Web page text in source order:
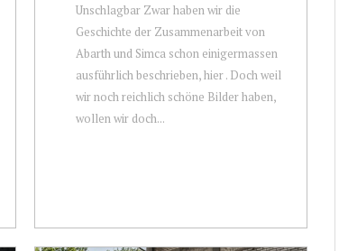
Unschlagbar Zwar haben wir die
Geschichte der Zusammenarbeit von
Abarth und Simca schon einigermassen
ausführlich beschrieben, hier . Doch weil
wir noch reichlich schöne Bilder haben,
wollen wir doch...